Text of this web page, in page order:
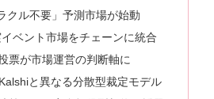
クル不要」予測市場が始動
ベント市場をチェーンに統合
票が市場運営の判断軸に
と異なる分散型裁定モデル